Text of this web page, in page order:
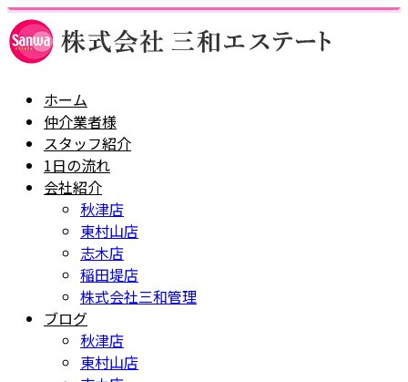
ホーム
仲介業者様
スタッフ紹介
1日の流れ
会社紹介
秋津店
東村山店
志木店
稲田堤店
株式会社三和管理
ブログ
秋津店
東村山店